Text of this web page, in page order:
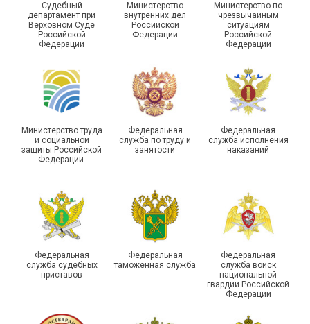
Чествование ветеранов
боевых действий
Самарской области
Подписано соглашение с
области
Единство традиций и сила
организаций ГУФСИН
России по Пермскому
краю приняли участие в
туристическом слете
Судебный
департамент при
Верховном Суде
Российской
Федерации
Министерство
внутренних дел
Российской
Федерации
Министерство по
чрезвычайным
ситуациям
Российской
Федерации
Министерство труда
и социальной
защиты Российской
Федерации.
Федеральная
служба по труду и
занятости
Федеральная
служба исполнения
наказаний
Федеральная
служба судебных
приставов
Федеральная
таможенная служба
Федеральная
служба войск
национальной
гвардии Российской
Федерации